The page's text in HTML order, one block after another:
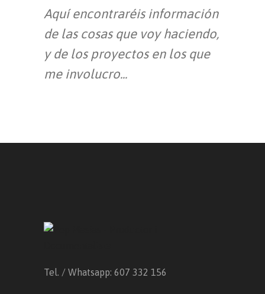
Aquí encontraréis información
de las cosas que voy haciendo,
y de los proyectos en los que
me involucro...
Tel. / Whatsapp: 607 332 156